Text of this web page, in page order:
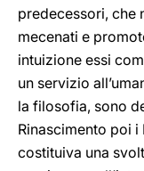
predecessori, che
mecenati e
intuizione essi
un servizio
la filosofia, sono
Rinascimento poi
costituiva una